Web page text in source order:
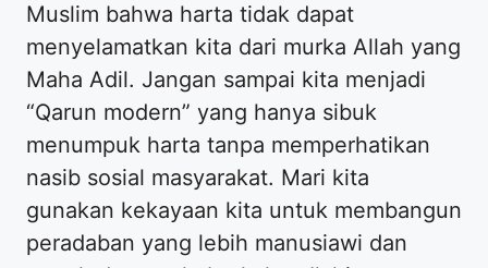
Muslim bahwa harta tidak dapat
menyelamatkan kita dari murka Allah yang
Maha Adil. Jangan sampai kita menjadi
“Qarun modern” yang hanya sibuk
menumpuk harta tanpa memperhatikan
nasib sosial masyarakat. Mari kita
gunakan kekayaan kita untuk membangun
peradaban yang lebih manusiawi dan